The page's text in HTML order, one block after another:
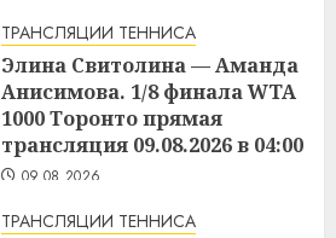
ТРАНСЛЯЦИИ ТЕННИСА
Элина Свитолина — Аманда
Анисимова. 1/8 финала WTA
1000 Торонто прямая
трансляция 09.08.2026 в 04:00
09.08.2026
ТРАНСЛЯЦИИ ТЕННИСА